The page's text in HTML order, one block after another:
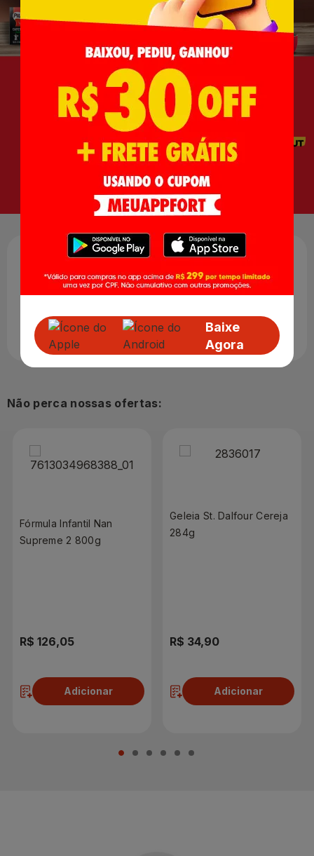
Formulado com grãos de café 100% selecionados e com
um dos cafés mais tradicionais do Brasil. Depois de
devidamente torrado e moído, é uma experiência única.
Não perca nossas ofertas:
Fórmula Infantil Nan
Supreme 2 800g
R$ 126,05
Adicionar
Geleia St. Dalfour Cereja
284g
R$ 34,90
Adicionar
Baixe
Agora